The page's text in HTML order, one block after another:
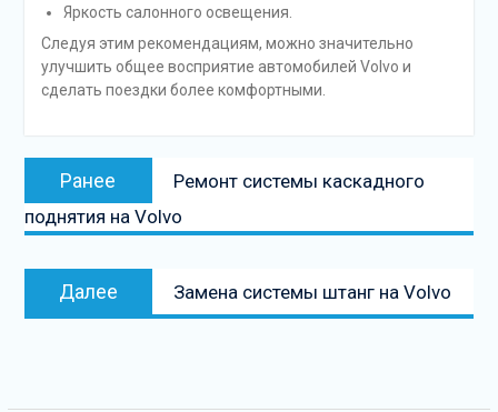
Яркость салонного освещения.
Следуя этим рекомендациям, можно значительно
улучшить общее восприятие автомобилей Volvo и
сделать поездки более комфортными.
Навигация
записям
Ранее
Предыдущая
запись:
Ремонт системы каскадного
поднятия на Volvo
Далее
Следующая
запись
Замена системы штанг на Volvo